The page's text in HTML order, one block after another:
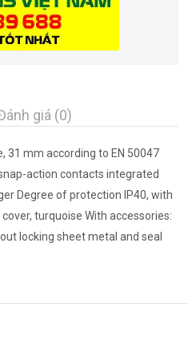
giá (0)
31 mm according to EN 50047
action contacts integrated
Degree of protection IP40, with
turquoise With accessories:
locking sheet metal and seal